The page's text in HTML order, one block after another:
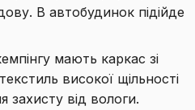
В автобудинок підійде
мають каркас зі
високої щільності
від вологи.